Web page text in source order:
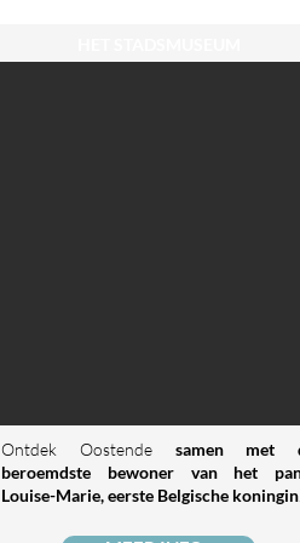
Ontdek Oostende samen met
beroemdste bewoner van het
Louise-Marie, eerste Belgische koningin